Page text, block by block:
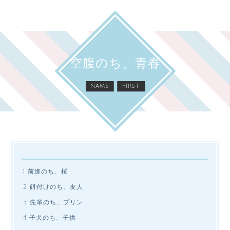
空腹のち、青春
name first
1 前進のち、桜
2 餌付けのち、友人
3 先輩のち、プリン
4 子犬のち、子供